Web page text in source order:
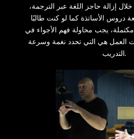
إزالة حاجز اللغة عبر الترجمة،
دروس الأساتذة كما لو كنت طالبًا
مكتملة، يجب محاولة فهم الأجواء في
العمل هي التي تحدد نغمة وسرعة
التدريب.